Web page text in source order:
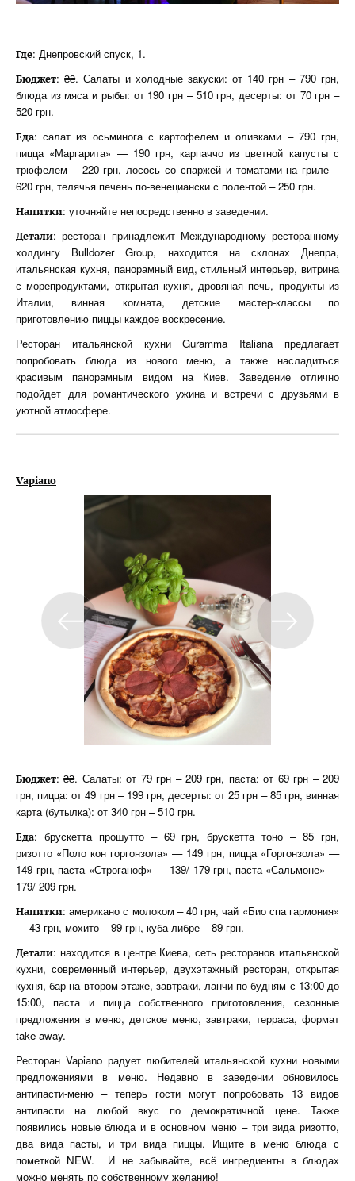
Где: Днепровский спуск, 1.
Бюджет: ₴₴. Салаты и холодные закуски: от 140 грн – 790 грн,
блюда из мяса и рыбы: от 190 грн – 510 грн, десерты: от 70 грн –
520 грн.
Еда: салат из осьминога с картофелем и оливками – 790 грн,
пицца «Маргарита» — 190 грн, карпаччо из цветной капусты с
трюфелем – 220 грн, лосось со спаржей и томатами на гриле –
620 грн, телячья печень по-венециански с полентой – 250 грн.
Напитки: уточняйте непосредственно в заведении.
Детали: ресторан принадлежит Международному ресторанному
холдингу Bulldozer Group, находится на склонах Днепра,
итальянская кухня, панорамный вид, стильный интерьер, витрина
с морепродуктами, открытая кухня, дровяная печь, продукты из
Италии, винная комната, детские мастер-классы по
приготовлению пиццы каждое воскресение.
Ресторан итальянской кухни Guramma Italiana предлагает
попробовать блюда из нового меню, а также насладиться
красивым панорамным видом на Киев. Заведение отлично
подойдет для романтического ужина и встречи с друзьями в
уютной атмосфере.
Vapiano
Бюджет: ₴₴. Салаты: от 79 грн – 209 грн, паста: от 69 грн – 209
грн, пицца: от 49 грн – 199 грн, десерты: от 25 грн – 85 грн, винная
карта (бутылка): от 340 грн – 510 грн.
Еда: брускетта прошутто – 69 грн, брускетта тоно – 85 грн,
ризотто «Поло кон горгонзола» — 149 грн, пицца «Горгонзола» —
149 грн, паста «Строганоф» — 139/ 179 грн, паста «Сальмоне» —
179/ 209 грн.
Напитки: американо с молоком – 40 грн, чай «Био спа гармония»
— 43 грн, мохито – 99 грн, куба либре – 89 грн.
Детали: находится в центре Киева, сеть ресторанов итальянской
кухни, современный интерьер, двухэтажный ресторан, открытая
кухня, бар на втором этаже, завтраки, ланчи по будням с 13:00 до
15:00, паста и пицца собственного приготовления, сезонные
предложения в меню, детское меню, завтраки, терраса, формат
take away.
Ресторан Vapiano радует любителей итальянской кухни новыми
предложениями в меню. Недавно в заведении обновилось
антипасти-меню – теперь гости могут попробовать 13 видов
антипасти на любой вкус по демократичной цене. Также
появились новые блюда и в основном меню – три вида ризотто,
два вида пасты, и три вида пиццы. Ищите в меню блюда с
пометкой NEW. И не забывайте, всё ингредиенты в блюдах
можно менять по собственному желанию!